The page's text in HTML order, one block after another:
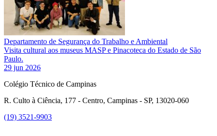
Departamento de Segurança do Trabalho e Ambiental
Visita cultural aos museus MASP e Pinacoteca do Estado de São
Paulo.
29 jun 2026
Colégio Técnico de Campinas
R. Culto à Ciência, 177 - Centro, Campinas - SP, 13020-060
(19) 3521-9903